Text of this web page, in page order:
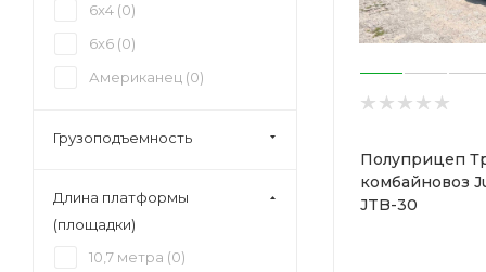
Полуприцеп
комбайновоз
JTB-30
6x4 (0)
6x6 (0)
Американец (0)
Грузоподъемность
Длина платформы
(площадки)
10,7 метра (0)